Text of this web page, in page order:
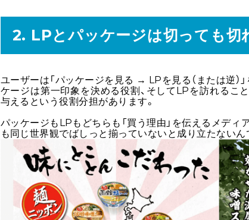
2. LPとパッケージは切っても切
ユーザーは「パッケージを見る → LPを見る（または逆）
ケージは第一印象を決める役割、そしてLPを訪れるこ
与えるという役割分担があります。
パッケージもLPもどちらも「買う理由」を伝えるメディ
も同じ世界観でばしっと揃っていないと成り立たないん